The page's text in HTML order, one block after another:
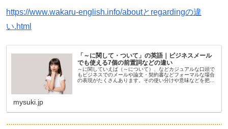
https://www.wakaru-english.info/aboutとregardingの違
い.html
「～に関して・ついて」の英語｜ビジネスメール
でも使える7個の前置詞などの違い
～に関していえば（～について）、などカジュアルな口頭で
もビジネスでのメールや論文・契約書などフォーマルな場合
の表現がたくさんあります。その使い分けや意味などを把握
mysuki.jp